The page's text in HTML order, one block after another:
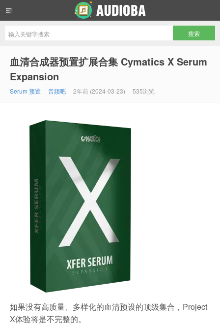
血清合成器预置扩展合集 Cymatics X Serum
Expansion
Serum 预置 音频吧 2年前 (2024-03-23) 535浏览
如果没有高质量、多样化的血清预设的顶级集合，Project
X体验将是不完整的。